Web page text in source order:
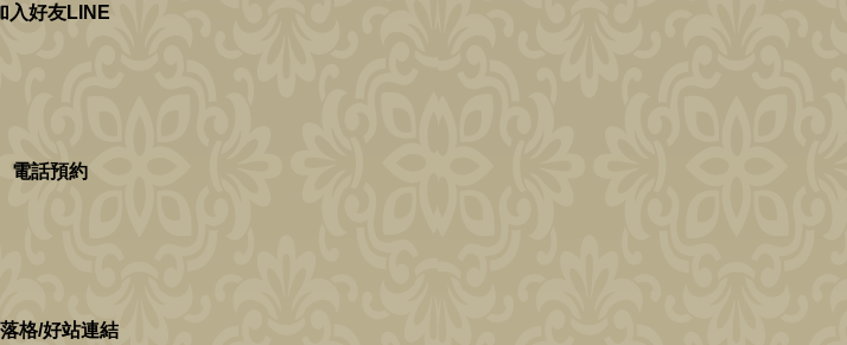
入好友LINE
電話預約
格/好站連結